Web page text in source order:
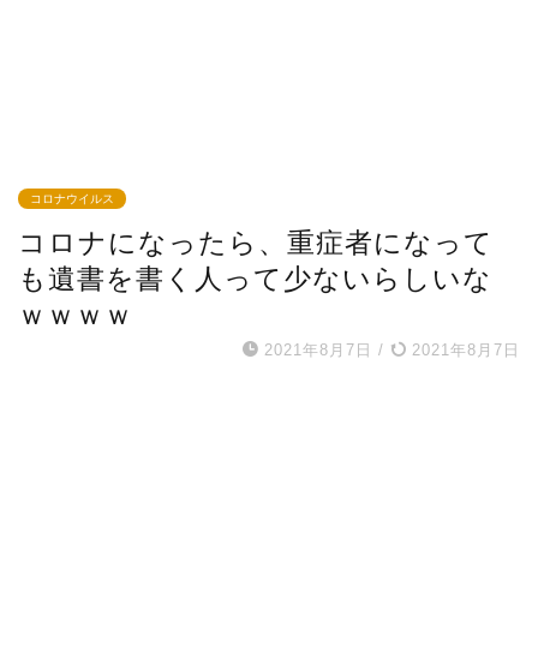
コロナウイルス
コロナになったら、重症者になって
も遺書を書く人って少ないらしいな
ｗｗｗｗ
2021年8月7日 / 2021年8月7日